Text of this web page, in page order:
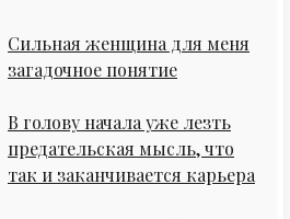
Сильная женщина для меня
загадочное понятие
В голову начала уже лезть
предательская мысль, что
так и заканчивается карьера